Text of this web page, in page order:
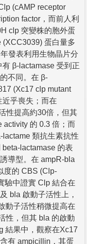
(cAMP receptor
factor，而前人利
clp 突變株的胞外蛋
(XCC3039) 蛋白量多
發表利用生物晶片分
β-lactamase 受到正
不同。在 β-
(Xc17 clp mutant
乎喪失；而在
性提高約30倍，但其
activity 的 0.3 倍；而
類抗生素抗性
lactamase 的表
導型。在 ampR-bla
度的 CBS (Clp-
驗中證實 Clp 結合在
bla 啟動子活性上，
動子活性稍微提高在
性，但其 bla 的啟動
結果中，觀察在Xc17
有 ampicillin，其蛋